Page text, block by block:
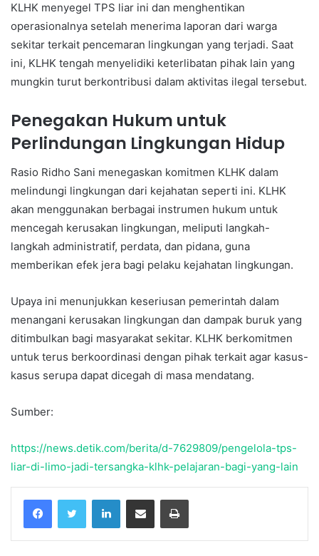
KLHK menyegel TPS liar ini dan menghentikan
operasionalnya setelah menerima laporan dari warga
sekitar terkait pencemaran lingkungan yang terjadi. Saat
ini, KLHK tengah menyelidiki keterlibatan pihak lain yang
mungkin turut berkontribusi dalam aktivitas ilegal tersebut.
Penegakan Hukum untuk
Perlindungan Lingkungan Hidup
Rasio Ridho Sani menegaskan komitmen KLHK dalam
melindungi lingkungan dari kejahatan seperti ini. KLHK
akan menggunakan berbagai instrumen hukum untuk
mencegah kerusakan lingkungan, meliputi langkah-
langkah administratif, perdata, dan pidana, guna
memberikan efek jera bagi pelaku kejahatan lingkungan.
Upaya ini menunjukkan keseriusan pemerintah dalam
menangani kerusakan lingkungan dan dampak buruk yang
ditimbulkan bagi masyarakat sekitar. KLHK berkomitmen
untuk terus berkoordinasi dengan pihak terkait agar kasus-
kasus serupa dapat dicegah di masa mendatang.
Sumber:
https://news.detik.com/berita/d-7629809/pengelola-tps-
liar-di-limo-jadi-tersangka-klhk-pelajaran-bagi-yang-lain
FacebookTwitter LinkedInShare via Email Print